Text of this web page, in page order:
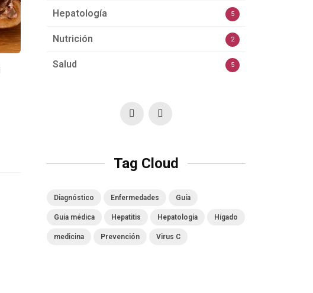
Hepatología 5
Nutrición 2
Salud 5
Tag Cloud
Diagnóstico Enfermedades Guía
Guía médica Hepatitis Hepatología Hígado
medicina Prevención Virus C